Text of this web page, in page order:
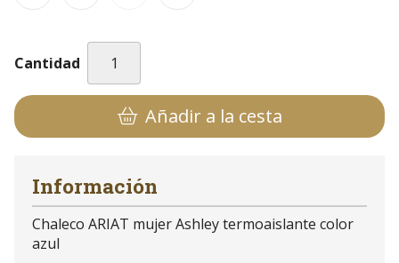
Cantidad
Añadir a la cesta
Información
Chaleco ARIAT mujer Ashley termoaislante color
azul